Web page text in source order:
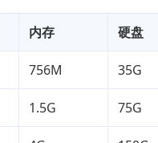
内存 硬盘
756M 35G
1.5G 75G